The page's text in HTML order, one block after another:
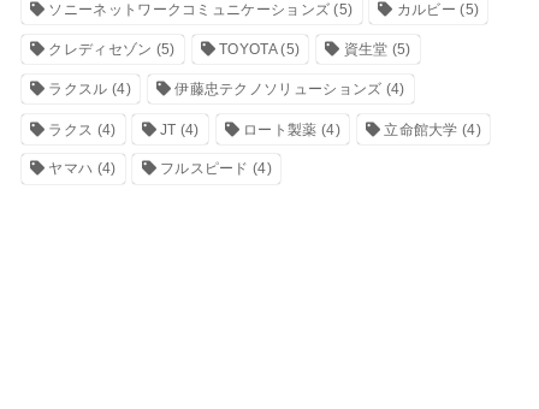
ソニーネットワークコミュニケーションズ (5) カルビー (5)
クレディセゾン (5) TOYOTA(5) 資生堂 (5)
ラクスル (4) 伊藤忠テクノソリューションズ (4)
ラクス (4) JT (4) ロート製薬 (4) 立命館大学 (4)
ヤマハ (4) フルスピード (4)